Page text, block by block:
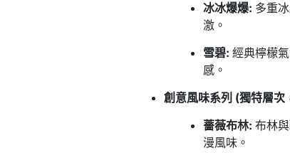
冰冰爆爆: 多重
激。
雪碧: 經典檸檬
感。
創意風味系列 (獨特層次
薔薇布林: 布林
漫風味。